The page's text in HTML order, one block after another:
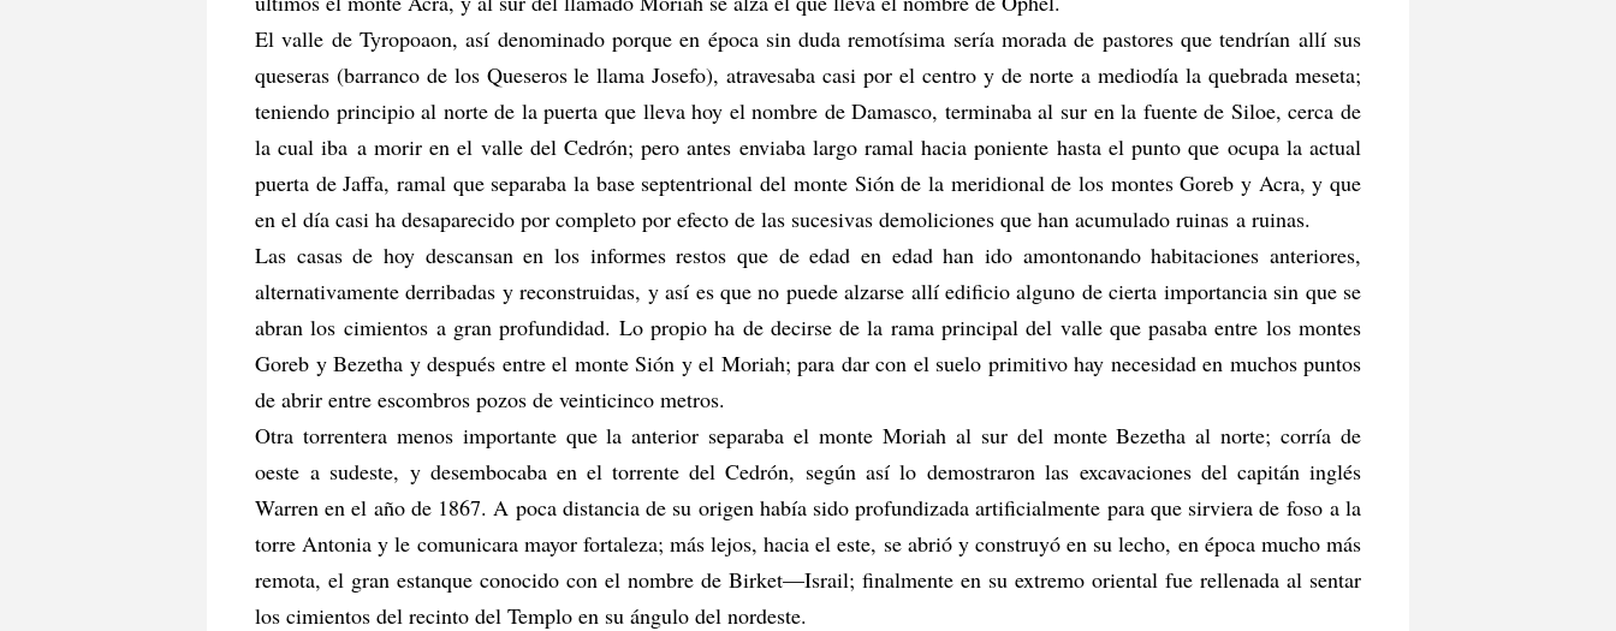
El valle de Tyropoaon, así denominado porque en época sin duda remotísima sería morada de pastores que tendrían allí sus
queseras (barranco de los Queseros le llama Josefo), atravesaba casi por el centro y de norte a mediodía la quebrada meseta;
teniendo principio al norte de la puerta que lleva hoy el nombre de Damasco, terminaba al sur en la fuente de Siloe, cerca de
la cual iba a morir en el valle del Cedrón; pero antes enviaba largo ramal hacia poniente hasta el punto que ocupa la actual
puerta de Jaffa, ramal que separaba la base septentrional del monte Sión de la meridional de los montes Goreb y Acra, y que
en el día casi ha desaparecido por completo por efecto de las sucesivas demoliciones que han acumulado ruinas a ruinas.
Las casas de hoy descansan en los informes restos que de edad en edad han ido amontonando habitaciones anteriores,
alternativamente derribadas y reconstruidas, y así es que no puede alzarse allí edificio alguno de cierta importancia sin que se
abran los cimientos a gran profundidad. Lo propio ha de decirse de la rama principal del valle que pasaba entre los montes
Goreb y Bezetha y después entre el monte Sión y el Moriah; para dar con el suelo primitivo hay necesidad en muchos puntos
de abrir entre escombros pozos de veinticinco metros.
Otra torrentera menos importante que la anterior separaba el monte Moriah al sur del monte Bezetha al norte; corría de
oeste a sudeste, y desembocaba en el torrente del Cedrón, según así lo demostraron las excavaciones del capitán inglés
Warren en el año de 1867. A poca distancia de su origen había sido profundizada artificialmente para que sirviera de foso a la
torre Antonia y le comunicara mayor fortaleza; más lejos, hacia el este, se abrió y construyó en su lecho, en época mucho más
remota, el gran estanque conocido con el nombre de Birket—Israil; finalmente en su extremo oriental fue rellenada al sentar
los cimientos del recinto del Templo en su ángulo del nordeste.